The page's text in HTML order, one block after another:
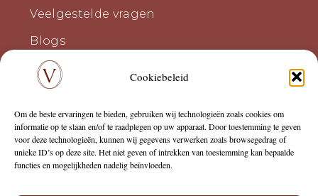
Cookiebeleid
Om de beste ervaringen te bieden, gebruiken wij technologieën zoals cookies om
informatie op te slaan en/of te raadplegen op uw apparaat. Door toestemming te geven
voor deze technologieën, kunnen wij gegevens verwerken zoals browsegedrag of
unieke ID’s op deze site. Het niet geven of intrekken van toestemming kan bepaalde
functies en mogelijkheden nadelig beïnvloeden.
Veelgestelde vragen
Blogs
Onderdeel van